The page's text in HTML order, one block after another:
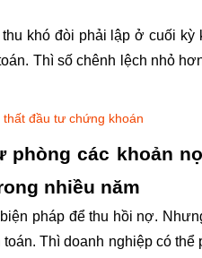
khó đòi phải lập ở cuối kỳ
Thì số chênh lệch nhỏ
đầu tư chứng khoán
phòng các khoản
nhiều năm
pháp để thu hồi nợ.
Thì doanh nghiệp có thể